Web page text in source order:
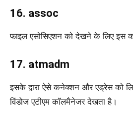
16. assoc
फाइल एसोसिएशन को देखने के लिए इस
17. atmadm
इसके द्वारा ऐसे कनेक्शन और एड्रेस को
विंडोज एटीएम कॉलमैनेजर देखता है।